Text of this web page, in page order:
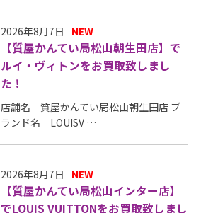
2026年8月7日 NEW
【質屋かんてい局松山朝生田店】で
ルイ・ヴィトンをお買取致しまし
た！
店舗名 質屋かんてい局松山朝生田店 ブ
ランド名 LOUISV …
2026年8月7日 NEW
【質屋かんてい局松山インター店】
でLOUIS VUITTONをお買取致しまし